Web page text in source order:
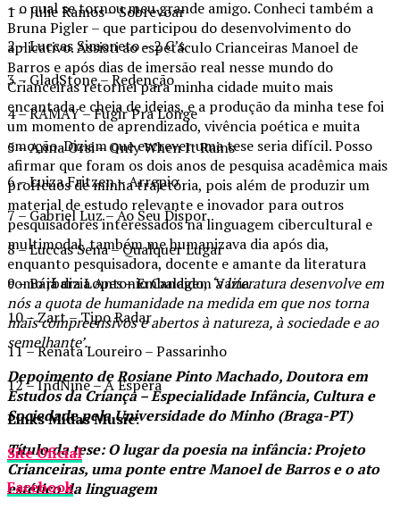
– o qual se tornou meu grande amigo. Conheci também a
Bruna Pigler – que participou do desenvolvimento do
aplicativo. Assisti ao espetáculo Crianceiras Manoel de
Barros e após dias de imersão real nesse mundo do
Crianceiras retornei para minha cidade muito mais
encantada e cheia de ideias, e a produção da minha tese foi
um momento de aprendizado, vivência poética e muita
emoção. Diziam que escrever uma tese seria difícil. Posso
afirmar que foram os dois anos de pesquisa acadêmica mais
profícuos de minha trajetória, pois além de produzir um
material de estudo relevante e inovador para outros
pesquisadores interessados na linguagem cibercultural e
multimodal, também me humanizava dia após dia,
enquanto pesquisadora, docente e amante da literatura
como já dizia Antonio Candido,‘a literatura desenvolve em
nós a quota de humanidade na medida em que nos torna
mais compreensivos e abertos à natureza, à sociedade e ao
semelhante’.
Depoimento de Rosiane Pinto Machado, Doutora em
Estudos da Criança – Especialidade Infância, Cultura e
Sociedade pela Universidade do Minho (Braga-PT)
Título da tese: O lugar da poesia na infância: Projeto
Crianceiras, uma ponte entre Manoel de Barros e o ato
estético da linguagem
1 – Julie Ramos – Sobrevoar
2 – Luccas Simoneto – 2 C’s
3 – GladStone – Redenção
4 – RAMAY – Fugir Pra Longe
5 – Anna Orsi – Only When It Rains
6 – Luiza Fritzen – Arrepio
7 – Gabriel Luz – Ao Seu Dispor
8 – Luccas Sena – Qualquer Lugar
9 – Bárbara Lopes – Embalagem Vazia
10 – Zart – Tipo Radar
11 – Renata Loureiro – Passarinho
12 – IndNine – A Espera
Links Midas Music:
Site Oficial
Facebook